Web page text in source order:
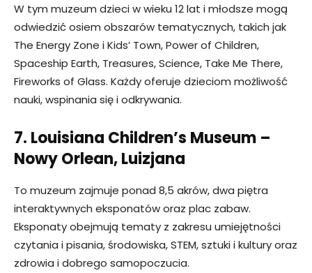
W tym muzeum dzieci w wieku 12 lat i młodsze mogą
odwiedzić osiem obszarów tematycznych, takich jak
The Energy Zone i Kids’ Town, Power of Children,
Spaceship Earth, Treasures, Science, Take Me There,
Fireworks of Glass. Każdy oferuje dzieciom możliwość
nauki, wspinania się i odkrywania.
7. Louisiana Children’s Museum –
Nowy Orlean, Luizjana
To muzeum zajmuje ponad 8,5 akrów, dwa piętra
interaktywnych eksponatów oraz plac zabaw.
Eksponaty obejmują tematy z zakresu umiejętności
czytania i pisania, środowiska, STEM, sztuki i kultury oraz
zdrowia i dobrego samopoczucia.